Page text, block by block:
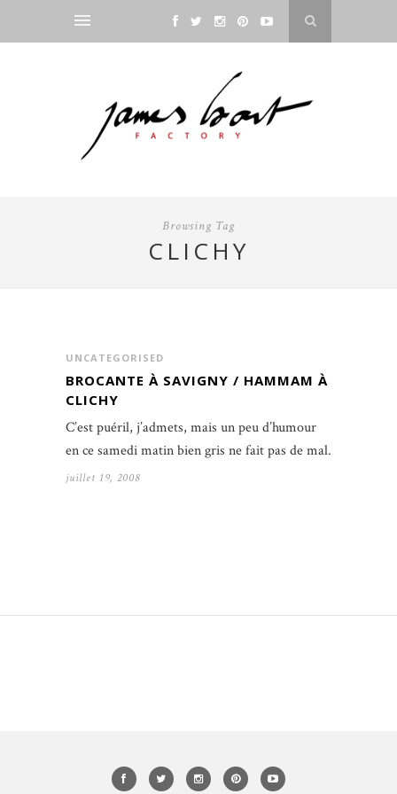
Browsing Tag
CLICHY
UNCATEGORISED
BROCANTE À SAVIGNY / HAMMAM À
CLICHY
C’est puéril, j’admets, mais un peu d’humour
en ce samedi matin bien gris ne fait pas de mal.
juillet 19, 2008